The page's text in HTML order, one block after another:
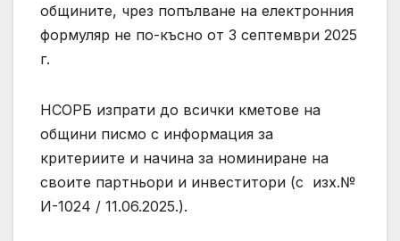
общините, чрез попълване на електронния
формуляр не по-късно от 3 септември 2025
г.
НСОРБ изпрати до всички кметове на
общини писмо с информация за
критериите и начина за номиниране на
своите партньори и инвеститори (с изх.№
И-1024 / 11.06.2025.).